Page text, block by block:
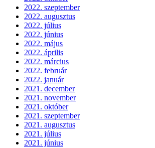
2022. szeptember
2022. augusztus
2022. július
2022. június
2022. május
2022. április
2022. március
2022. február
2022. január
2021. december
2021. november
2021. október
2021. szeptember
2021. augusztus
2021. július
2021. június